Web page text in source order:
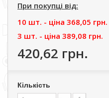
При покупці від:
10 шт. - цiна 368,05 грн.
3 шт. - цiна 389,08 грн.
420,62 грн.
Кількість